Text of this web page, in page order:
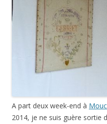
A part deux week-end à
2014, je ne suis guère sortie